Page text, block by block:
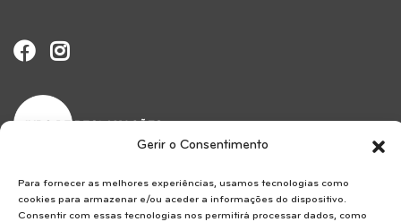
Gerir o Consentimento
Para fornecer as melhores experiências, usamos tecnologias como
cookies para armazenar e/ou aceder a informações do dispositivo.
Consentir com essas tecnologias nos permitirá processar dados, como
Reservice SA . AMI 7183.